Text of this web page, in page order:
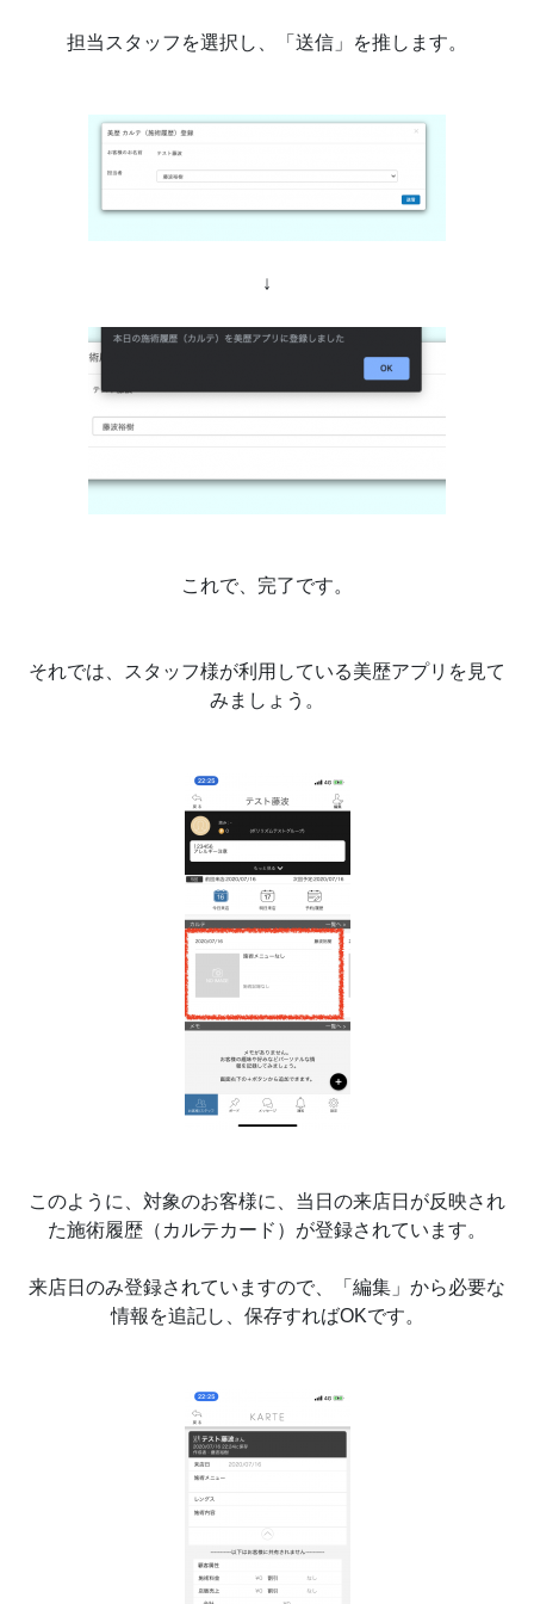
担当スタッフを選択し、「送信」を推します。
↓
これで、完了です。
それでは、スタッフ様が利用している美歴アプリを見て
みましょう。
このように、対象のお客様に、当日の来店日が反映され
た施術履歴（カルテカード）が登録されています。
来店日のみ登録されていますので、「編集」から必要な
情報を追記し、保存すればOKです。